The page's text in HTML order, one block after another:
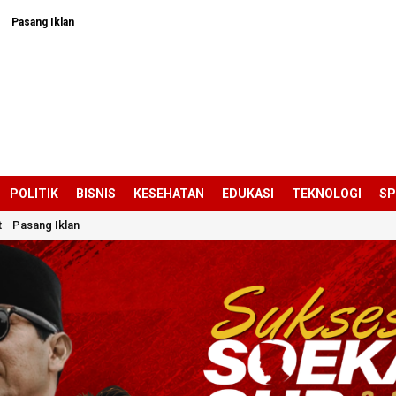
Pasang Iklan
POLITIK BISNIS KESEHATAN EDUKASI TEKNOLOGI
Pasang Iklan